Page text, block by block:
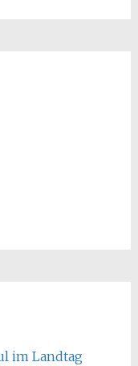
im Landtag